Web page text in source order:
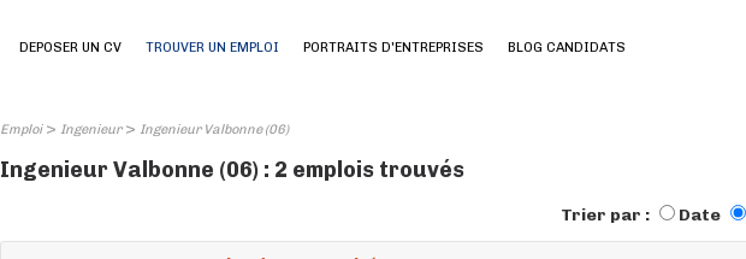
DEPOSER UN CV TROUVER UN EMPLOI PORTRAITS D'ENTREPRISES BLOG CANDIDATS
Emploi> Ingenieur> Ingenieur Valbonne (06)
Ingenieur Valbonne (06) : 2 emplois trouvés
Trier par : Date